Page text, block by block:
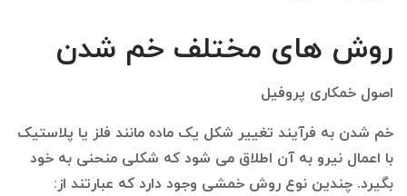
روش های مختلف خم شدن
اصول خمکاری پروفیل
خم شدن به فرآیند تغییر شکل یک ماده مانند فلز یا پلاستیک
با اعمال نیرو به آن اطلاق می شود که شکلی منحنی به خود
بگیرد. چندین نوع روش خمشی وجود دارد که عبارتند از: